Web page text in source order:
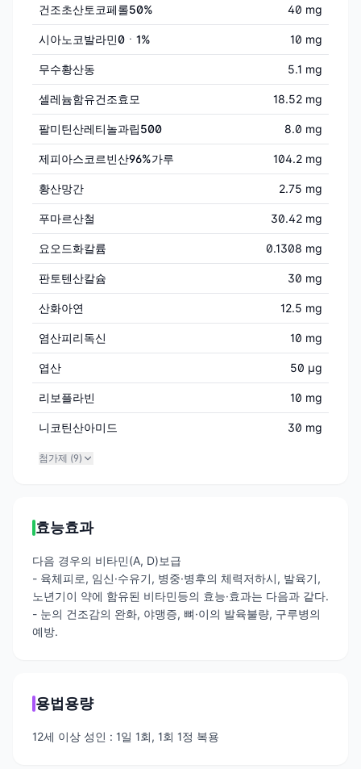
건조초산토코페롤50% 40 mg
시아노코발라민0ㆍ1% 10 mg
무수황산동 5.1 mg
셀레늄함유건조효모 18.52 mg
팔미틴산레티놀과립500 8.0 mg
제피아스코르빈산96%가루 104.2 mg
황산망간 2.75 mg
푸마르산철 30.42 mg
요오드화칼륨 0.1308 mg
판토텐산칼슘 30 mg
산화아연 12.5 mg
염산피리독신 10 mg
엽산 50 μg
리보플라빈 10 mg
니코틴산아미드 30 mg
첨가제 (9)
효능효과
다음 경우의 비타민(A, D)보급
- 육체피로, 임신·수유기, 병중·병후의 체력저하시, 발육기,
노년기이 약에 함유된 비타민등의 효능·효과는 다음과 같다.
- 눈의 건조감의 완화, 야맹증, 뼈·이의 발육불량, 구루병의
예방.
용법용량
12세 이상 성인 : 1일 1회, 1회 1정 복용